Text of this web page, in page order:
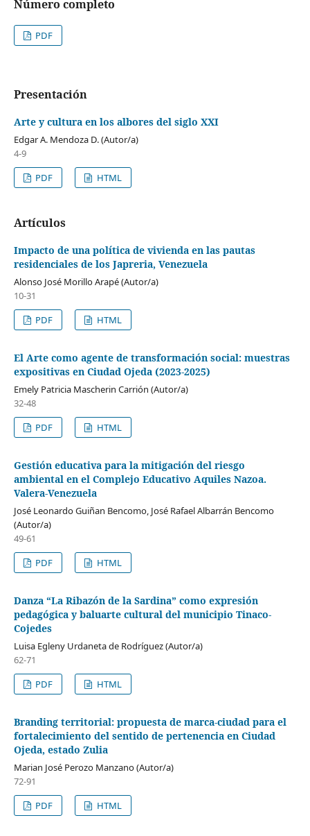
Número completo
PDF
Presentación
Arte y cultura en los albores del siglo XXI
Edgar A. Mendoza D. (Autor/a)
4-9
PDF
HTML
Artículos
Impacto de una política de vivienda en las pautas
residenciales de los Japreria, Venezuela
Alonso José Morillo Arapé (Autor/a)
10-31
PDF
HTML
El Arte como agente de transformación social: muestras
expositivas en Ciudad Ojeda (2023-2025)
Emely Patricia Mascherin Carrión (Autor/a)
32-48
PDF
HTML
Gestión educativa para la mitigación del riesgo
ambiental en el Complejo Educativo Aquiles Nazoa.
Valera-Venezuela
José Leonardo Guiñan Bencomo, José Rafael Albarrán Bencomo
(Autor/a)
49-61
PDF
HTML
Danza “La Ribazón de la Sardina” como expresión
pedagógica y baluarte cultural del municipio Tinaco-
Cojedes
Luisa Egleny Urdaneta de Rodríguez (Autor/a)
62-71
PDF
HTML
Branding territorial: propuesta de marca-ciudad para el
fortalecimiento del sentido de pertenencia en Ciudad
Ojeda, estado Zulia
Marian José Perozo Manzano (Autor/a)
72-91
PDF
HTML